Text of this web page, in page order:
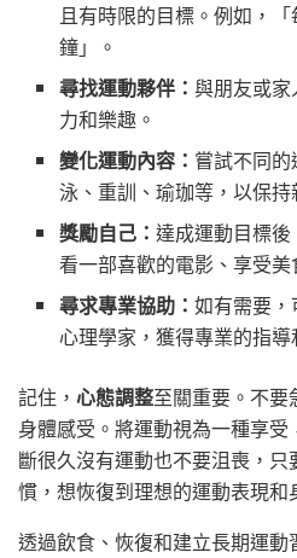
且有時限的目標。例如，
鐘」。
尋找運動夥伴：與朋友或
力和樂趣。
變化運動內容： 嘗試不同
泳、重訓、瑜珈等，以保持
獎勵自己：達成運動目標
看一部喜歡的電影、享受美
尋求專業協助：如有需要
心理學家，獲得專業的指導
記住， 心態調整至關重要。不
身體感受。將運動視為一種享
斷很久沒有運動也不要沮喪，
慣，想恢復到理想的運動表現和
透過飲食、恢復和建立長期運